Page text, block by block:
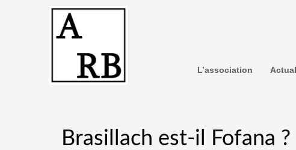
L’association
Brasillach est-il Fofana ?